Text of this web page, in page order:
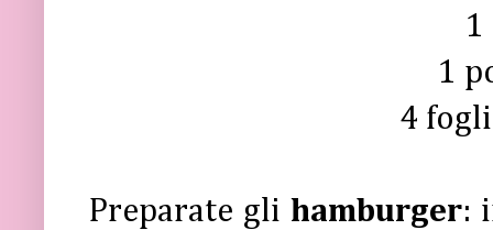
1
1
4
Preparate gli hamburger: